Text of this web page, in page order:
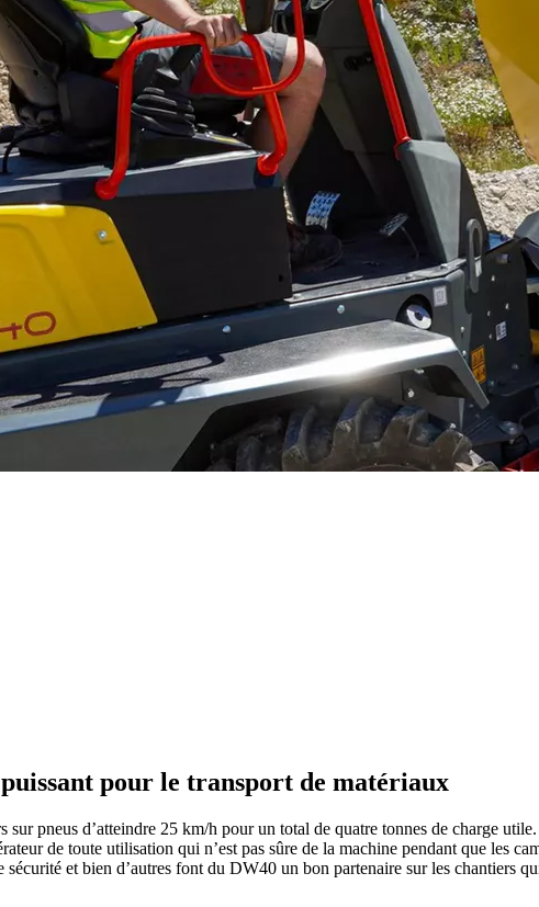
pour le transport de matériaux
pneus d’atteindre 25 km/h pour un total de quatre tonnes de charge
de toute utilisation qui n’est pas sûre de la machine pendant que les
et bien d’autres font du DW40 un bon partenaire sur les chantiers